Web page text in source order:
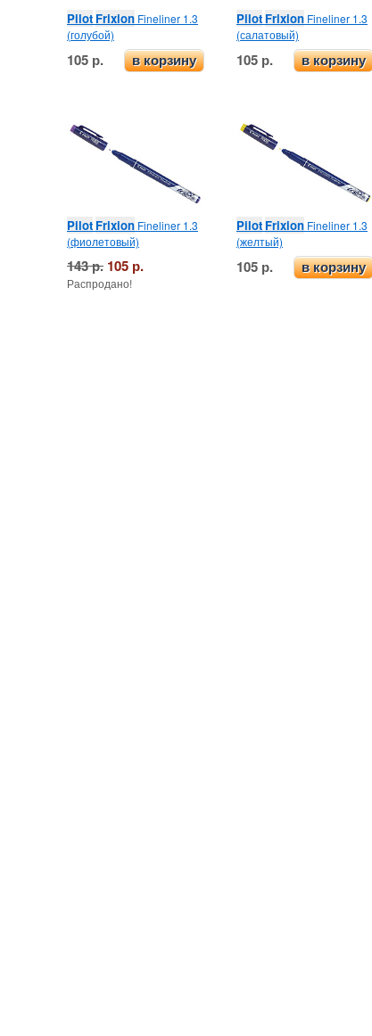
Pilot Frixion Fineliner 1.3
(голубой)
105 р. в корзину
Pilot Frixion Fineliner 1.3
(салатовый)
105 р. в корзину
Pilot Frixion Fineliner 1.3
(фиолетовый)
143 р. 105 р.
Распродано!
Pilot Frixion Fineliner 1.3
(желтый)
105 р. в корзину